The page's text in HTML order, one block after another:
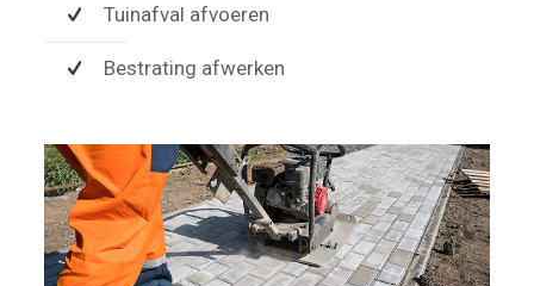
Tuinafval afvoeren
Bestrating afwerken